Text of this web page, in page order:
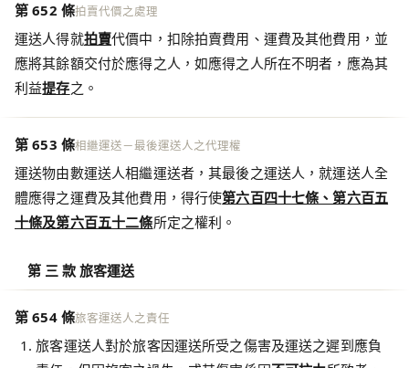
第 652 條拍賣代價之處理
運送人得就拍賣代價中，扣除拍賣費用、運費及其他費用，並
應將其餘額交付於應得之人，如應得之人所在不明者，應為其
利益提存之。
第 653 條相繼運送－最後運送人之代理權
運送物由數運送人相繼運送者，其最後之運送人，就運送人全
體應得之運費及其他費用，得行使第六百四十七條、第六百五
十條及第六百五十二條所定之權利。
第 三 款 旅客運送
第 654 條旅客運送人之責任
旅客運送人對於旅客因運送所受之傷害及運送之遲到應負